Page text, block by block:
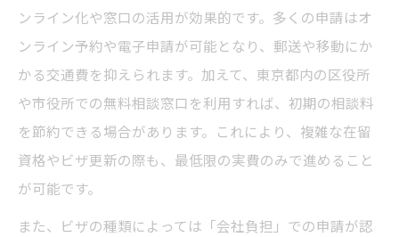
ンライン化や窓口の活用が効果的です。多くの申請はオ
ンライン予約や電子申請が可能となり、郵送や移動にか
かる交通費を抑えられます。加えて、東京都内の区役所
や市役所での無料相談窓口を利用すれば、初期の相談料
を節約できる場合があります。これにより、複雑な在留
資格やビザ更新の際も、最低限の実費のみで進めること
が可能です。
また、ビザの種類によっては「会社負担」での申請が認